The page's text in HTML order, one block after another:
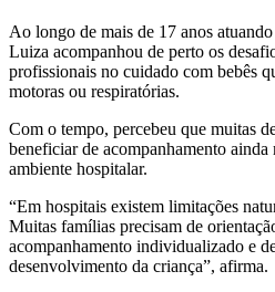
Ao longo de mais de 17 anos
Luiza acompanhou de perto os
profissionais no cuidado com bebês
motoras ou respiratórias.
Com o tempo, percebeu que muitas
beneficiar de acompanhamento
ambiente hospitalar.
“Em hospitais existem limitações
Muitas famílias precisam de
acompanhamento individualizado e
desenvolvimento da criança”, afirma.